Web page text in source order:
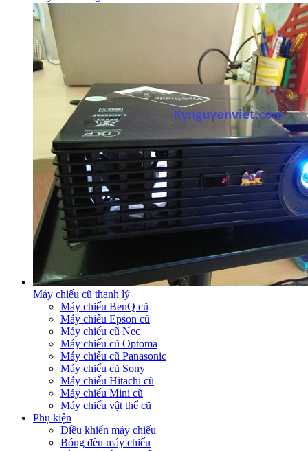
Máy chiếu cũ thanh lý
Máy chiếu BenQ cũ
Máy chiếu Epson cũ
Máy chiếu cũ Nec
Máy chiếu cũ Optoma
Máy chiếu cũ Panasonic
Máy chiếu cũ Sony
Máy chiếu Hitachi cũ
Máy chiếu Mini cũ
Máy chiếu vật thể cũ
Phụ kiện
Điều khiển máy chiếu
Bóng đèn máy chiếu